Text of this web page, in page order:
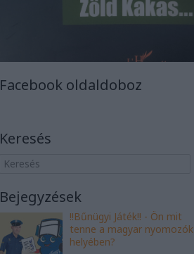
Facebook oldaldoboz
Keresés
Bejegyzések
!!Bűnügyi Játék!! - Ön mit
tenne a magyar nyomozók
helyében?